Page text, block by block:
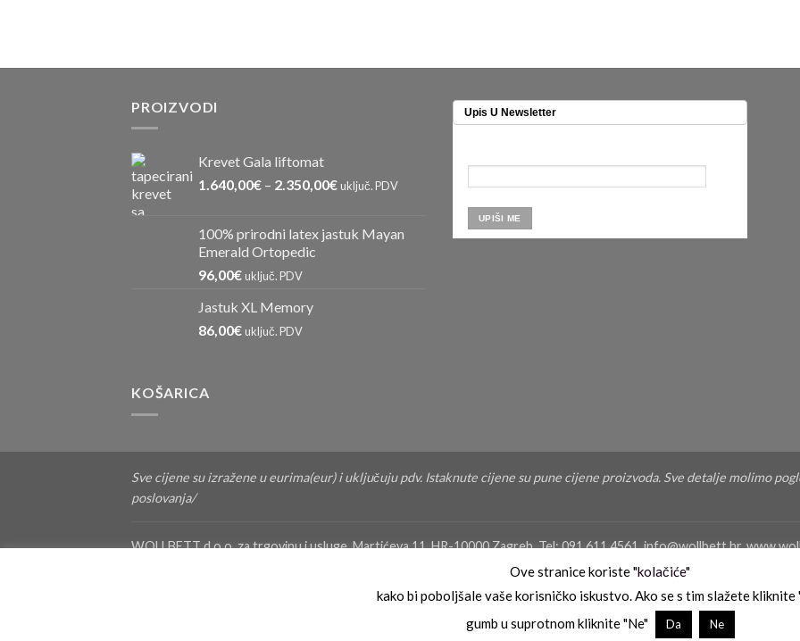
PROIZVODI
Krevet Gala liftomat
1.640,00€ – 2.350,00€ uključ. PDV
100% prirodni latex jastuk Mayan
Emerald Ortopedic
96,00€ uključ. PDV
Jastuk XL Memory
86,00€ uključ. PDV
Upis U Newsletter
KOŠARICA
Sve cijene su izražene u eurima(eur) i uključuju pdv. Istaknute cijene su pune cijene proizvoda. Sve detalje molimo
poslovanja/
WOLLBETT d.o.o. za trgovinu i usluge, Martićeva 11, HR-10000 Zagreb, Tel: 091 611 4561, info@wollbett.hr,
EORI:HR41150339197, MBS:080498507 Sudski registar Trgovačkog suda u Zagrebu Tt-04/7493-2, Temeljni kapital
Ove stranice koriste "kolačiće"
kako bi poboljšale vaše korisničko iskustvo. Ako se s tim slažete kliknite
gumb u suprotnom kliknite "Ne"
Da Ne